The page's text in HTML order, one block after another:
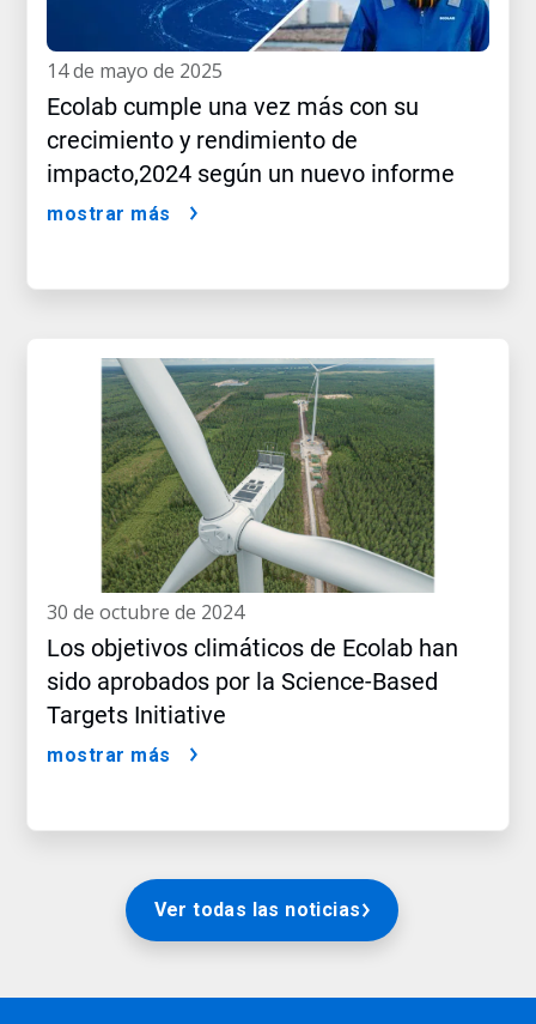
14 de mayo de 2025
Ecolab cumple una vez más con su
crecimiento y rendimiento de
impacto,2024 según un nuevo informe
mostrar más
30 de octubre de 2024
Los objetivos climáticos de Ecolab han
sido aprobados por la Science-Based
Targets Initiative
mostrar más
Ver todas las noticias